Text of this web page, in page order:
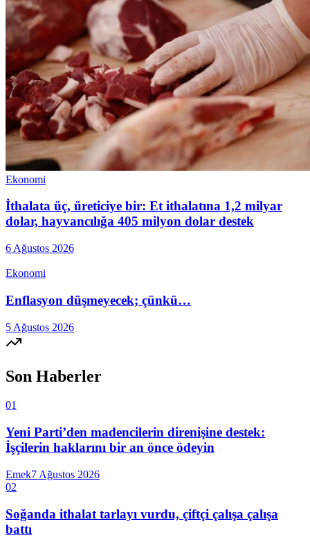
Ekonomi
İthalata üç, üreticiye bir: Et ithalatına 1,2 milyar
dolar, hayvancılığa 405 milyon dolar destek
6 Ağustos 2026
Ekonomi
Enflasyon düşmeyecek; çünkü…
5 Ağustos 2026
Son Haberler
01
Yeni Parti’den madencilerin direnişine destek:
İşçilerin haklarını bir an önce ödeyin
Emek7 Ağustos 2026
02
Soğanda ithalat tarlayı vurdu, çiftçi çalışa çalışa
battı